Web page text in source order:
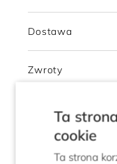
Dostawa
Zwroty
4.8
Ta
cookie
Ta strona